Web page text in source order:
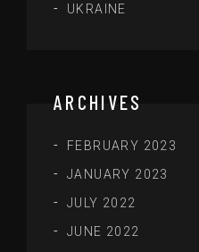
UKRAINE
ARCHIVES
FEBRUARY 2023
JANUARY 2023
JULY 2022
JUNE 2022